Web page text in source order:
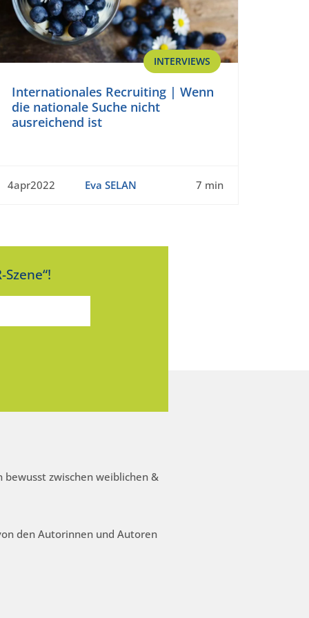
INTERVIEWS
Internationales Recruiting | Wenn
die nationale Suche nicht
ausreichend ist
4apr2022 Eva SELAN 7 min
zwischen weiblichen &
den Autorinnen und Autoren